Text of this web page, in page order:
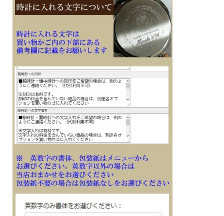
■ワールドタイム機能、世界48都市（31タイムゾーン、サマータイム設定機能付
き）＋UTC（協定世界時）の時刻表示
■タイマー機能（セット単位：1分、最大セット24時間、1秒単位で計測）
■耐衝撃構造（ショックレジスト）
■バンド装着可能サイズ：125～180mm
・操作音ON/OFF切替機能
・12/24時間制表示切替
・針退避機能（針が液晶表示と重なって見づらいときは、針を液晶表示の上から一
時的に退避させることができます）
■メーカーの正規国内保証書付き（1年間保証）
子供 娘 彼女 母親 妻 奥さん お母さん お義母さん 従業員 会社 永年勤続 周年記念
皆勤 栄転 定年 退職 スポーツ 退団 退官 誕生日 入学 成人 卒業 就職 入隊 御祝 贈り
物 贈答品 ギフト 記念品 プレゼントにメッセージ文字名入れ刻印した腕時計を
※１０文字分の加工費込みの表示価格です
※在庫ありの時１０日間前後（土日祝日は除く）で発送予定（在庫切れの場合もあ
ります）
※刻印文字はカート内の備考欄に記載ください